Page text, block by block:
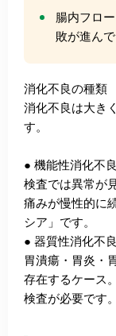
腸内フロ
敗が進ん
消化不良の種類
消化不良は大き
す。
● 機能性消化不良
検査では異常が
痛みが慢性的に
シア」です。
● 器質性消化不良
胃潰瘍・胃炎・
存在するケース
検査が必要です。